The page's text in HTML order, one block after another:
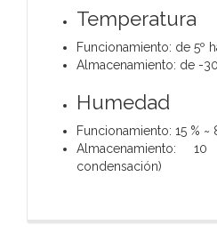
Temperatura
Funcionamiento: de 5º
Almacenamiento: de -
Humedad
Funcionamiento: 15 %
condensación)